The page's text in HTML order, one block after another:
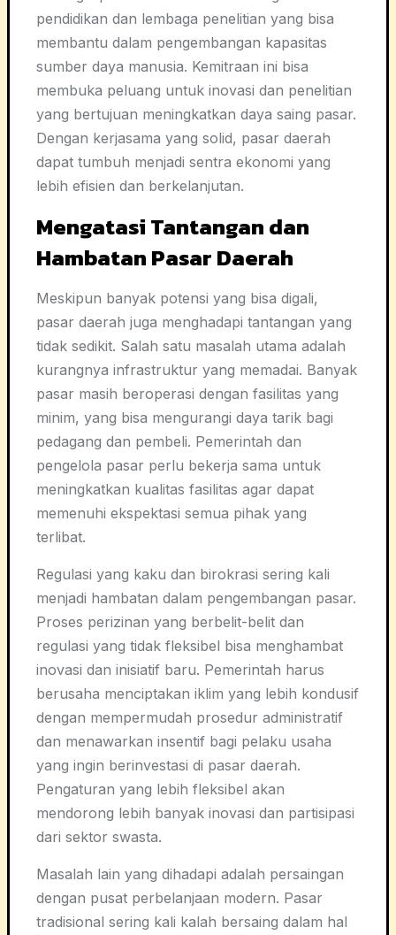
pendidikan dan lembaga penelitian yang bisa
membantu dalam pengembangan kapasitas
sumber daya manusia. Kemitraan ini bisa
membuka peluang untuk inovasi dan penelitian
yang bertujuan meningkatkan daya saing pasar.
Dengan kerjasama yang solid, pasar daerah
dapat tumbuh menjadi sentra ekonomi yang
lebih efisien dan berkelanjutan.
Mengatasi Tantangan dan
Hambatan Pasar Daerah
Meskipun banyak potensi yang bisa digali,
pasar daerah juga menghadapi tantangan yang
tidak sedikit. Salah satu masalah utama adalah
kurangnya infrastruktur yang memadai. Banyak
pasar masih beroperasi dengan fasilitas yang
minim, yang bisa mengurangi daya tarik bagi
pedagang dan pembeli. Pemerintah dan
pengelola pasar perlu bekerja sama untuk
meningkatkan kualitas fasilitas agar dapat
memenuhi ekspektasi semua pihak yang
terlibat.
Regulasi yang kaku dan birokrasi sering kali
menjadi hambatan dalam pengembangan pasar.
Proses perizinan yang berbelit-belit dan
regulasi yang tidak fleksibel bisa menghambat
inovasi dan inisiatif baru. Pemerintah harus
berusaha menciptakan iklim yang lebih kondusif
dengan mempermudah prosedur administratif
dan menawarkan insentif bagi pelaku usaha
yang ingin berinvestasi di pasar daerah.
Pengaturan yang lebih fleksibel akan
mendorong lebih banyak inovasi dan partisipasi
dari sektor swasta.
Masalah lain yang dihadapi adalah persaingan
dengan pusat perbelanjaan modern. Pasar
tradisional sering kali kalah bersaing dalam hal